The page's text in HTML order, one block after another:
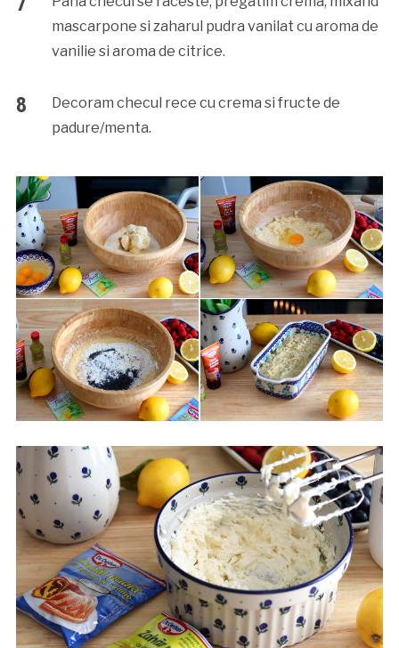
mascarpone si zaharul pudra vanilat cu aroma de
vanilie si aroma de citrice.
Decoram checul rece cu crema si fructe de
padure/menta.